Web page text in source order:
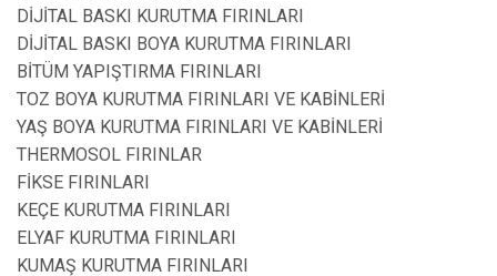
DİJİTAL BASKI KURUTMA FIRINLARI
DİJİTAL BASKI BOYA KURUTMA FIRINLARI
BİTÜM YAPIŞTIRMA FIRINLARI
TOZ BOYA KURUTMA FIRINLARI VE KABİNLERİ
YAŞ BOYA KURUTMA FIRINLARI VE KABİNLERİ
THERMOSOL FIRINLAR
FİKSE FIRINLARI
KEÇE KURUTMA FIRINLARI
ELYAF KURUTMA FIRINLARI
KUMAŞ KURUTMA FIRINLARI